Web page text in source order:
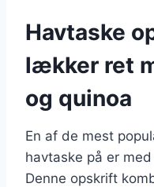
Havtaske
lækker ret
og quinoa
En af de mest
havtaske på er
Denne opskrift